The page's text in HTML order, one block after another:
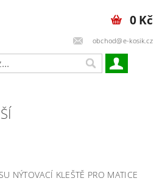
obchod@e-kosik.cz
0 Kč
NÝTOVACÍ KLEŠTĚ PRO MATICE